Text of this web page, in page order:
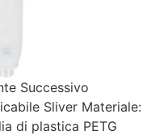
Successivo
Sliver Materiale:
di plastica PETG